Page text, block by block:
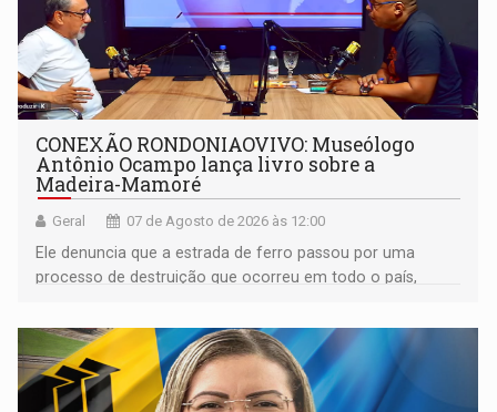
CONEXÃO RONDONIAOVIVO: Museólogo
Antônio Ocampo lança livro sobre a
Madeira-Mamoré
Geral 07 de Agosto de 2026 às 12:00
Ele denuncia que a estrada de ferro passou por uma
processo de destruição que ocorreu em todo o país,